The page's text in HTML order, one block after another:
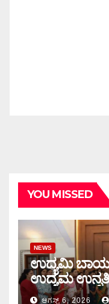
YOU MISSED
NEWS
ಉದ್ಯಮಿ
ಉದ್ಯಮ
ಆಗಸ್ಟ್ 6, 2026